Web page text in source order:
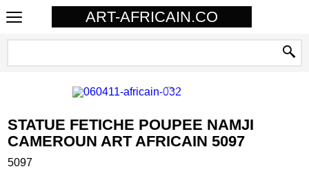
ART-AFRICAIN.CO
STATUE FETICHE POUPEE NAMJI
CAMEROUN ART AFRICAIN 5097
5097